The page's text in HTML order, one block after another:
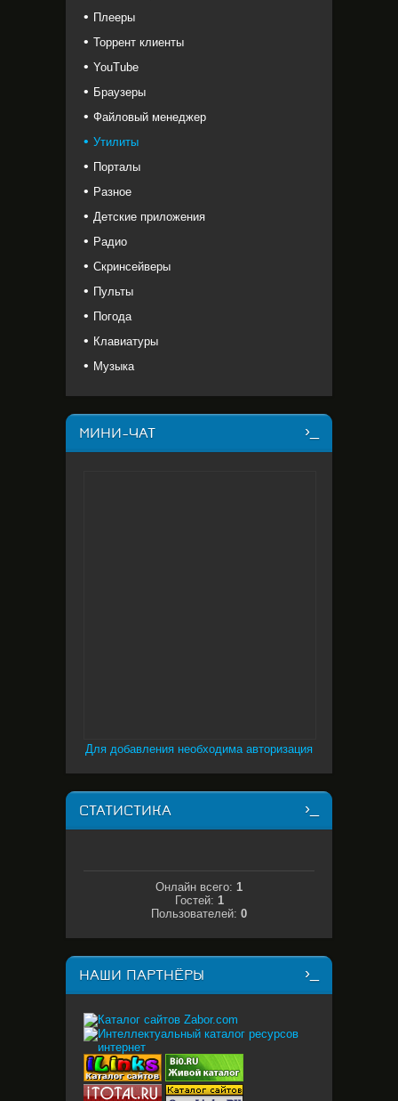
Плееры
Торрент клиенты
YouTube
Браузеры
Файловый менеджер
Утилиты
Порталы
Разное
Детские приложения
Радио
Скринсейверы
Пульты
Погода
Клавиатуры
Музыка
МИНИ-ЧАТ
Для добавления необходима авторизация
СТАТИСТИКА
Онлайн всего: 1
Гостей: 1
Пользователей: 0
НАШИ ПАРТНЁРЫ